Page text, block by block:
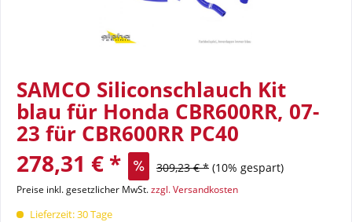
SAMCO Siliconschlauch Kit
blau für Honda CBR600RR, 07-
23 für CBR600RR PC40
278,31 € * 309,23 € * (10% gespart)
Preise inkl. gesetzlicher MwSt.zzgl. Versandkosten
Lieferzeit: 30 Tage